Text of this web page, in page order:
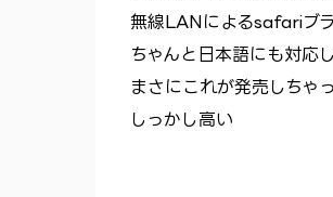
無線LANによるsafariブ
ちゃんと日本語にも対応
まさにこれが発売しちゃ
しっかし高い